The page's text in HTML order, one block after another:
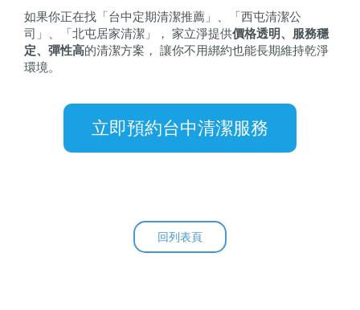
如果你正在找「台中定期清潔推薦」、「西屯清潔公
司」、「北屯居家清潔」， 家立淨提供價格透明、服務穩
定、彈性高的清潔方案， 讓你不用綁約也能長期維持乾淨
環境。
立即預約台中清潔服務
回列表頁